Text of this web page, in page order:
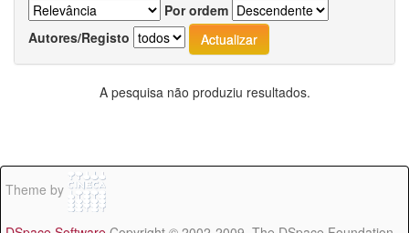
Por ordem
Autores/Registo
A pesquisa não produziu resultados.
Theme by